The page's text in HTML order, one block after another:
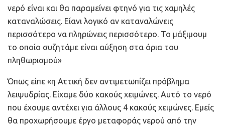
νερό είναι και θα παραμείνει φτηνό για τις χαμηλές
καταναλώσεις. Είανι λογικό αν καταναλώνεις
περισσότερο να πληρώνεις περισσότερο. Το μάξιμουμ
το οποίο συζητάμε είναι αύξηση στα όρια του
πληθωρισμού»
Όπως είπε «η Αττική δεν αντιμετωπίζει πρόβλημα
λειψυδρίας. Είχαμε δύο κακούς χειμώνες. Αυτό το νερό
που έχουμε αντέχει για άλλους 4 κακούς χειμώνες. Εμείς
θα προχωρήσουμε έργο μεταφοράς νερού από την